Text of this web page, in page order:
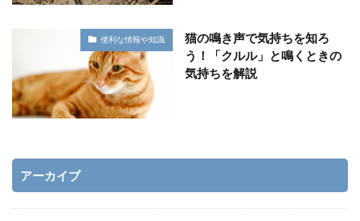
便利な情報や知識
猫の鳴き声で気持ちを知ろ
う！「クルル」と鳴くときの
気持ちを解説
アーカイブ